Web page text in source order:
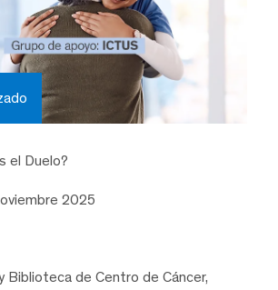
el Duelo?
2025
Biblioteca de Centro de Cáncer,